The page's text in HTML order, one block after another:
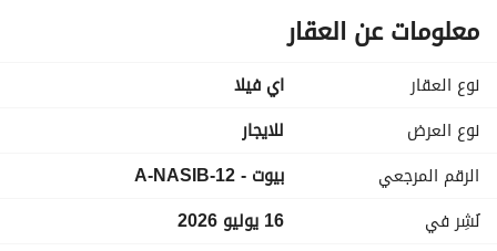
الحديقة: 70 متر
4 غرف نوم
4 حمامات
غرفة مربية بحمام
المميزات:
مطبخ
حديقة خاصة
معلومات عن العقار
نوع العقار
اي فيلا
نوع العرض
للايجار
الرقم المرجعي
بيوت - A-NASIB-12
نُشِر في
16 يوليو 2026